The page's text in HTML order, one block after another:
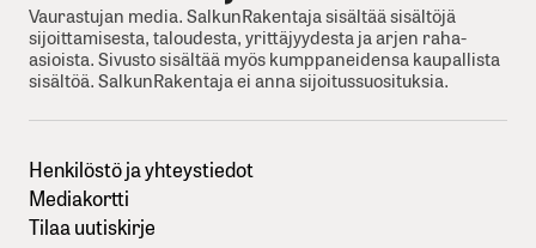
Vaurastujan media. SalkunRakentaja sisältää sisältöjä
sijoittamisesta, taloudesta, yrittäjyydesta ja arjen raha-
asioista. Sivusto sisältää myös kumppaneidensa kaupallista
sisältöä. SalkunRakentaja ei anna sijoitussuosituksia.
Henkilöstö ja yhteystiedot
Mediakortti
Tilaa uutiskirje